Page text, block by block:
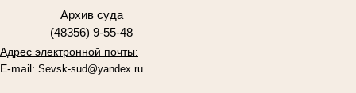
Архив суда
(48356) 9-55-48
Адрес электронной почты:
E-mail: Sevsk-sud@yandex.ru